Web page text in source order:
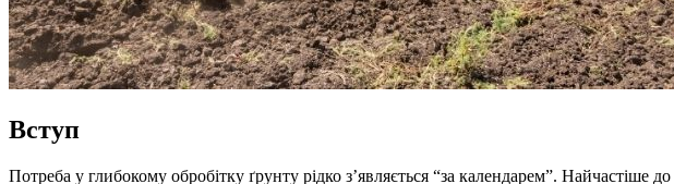
Вступ
Потреба у глибокому обробітку ґрунту рідко з’являється “за календарем”. Найчастіше